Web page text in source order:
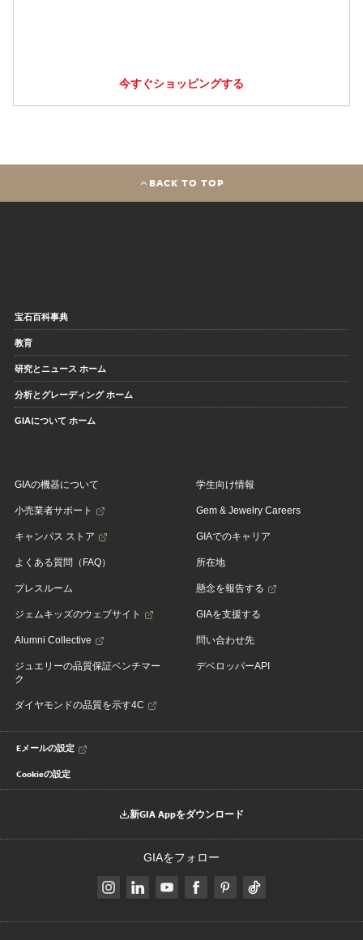
今すぐショッピングする
BACK TO TOP
宝石百科事典
教育
研究とニュース ホーム
分析とグレーディング ホーム
GIAについて ホーム
GIAの機器について
小売業者サポート
キャンパス ストア
よくある質問（FAQ）
プレスルーム
ジェムキッズのウェブサイト
Alumni Collective
ジュエリーの品質保証ベンチマー
ク
ダイヤモンドの品質を示す4C
学生向け情報
Gem & Jewelry Careers
GIAでのキャリア
所在地
懸念を報告する
GIAを支援する
問い合わせ先
デベロッパーAPI
Eメールの設定
Cookieの設定
新GIA Appをダウンロード
GIAをフォロー